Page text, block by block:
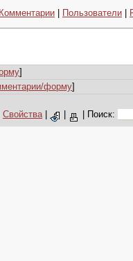
Пользователи
]
форму]
Свойства| Поиск: